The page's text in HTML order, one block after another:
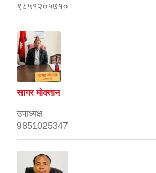
९८५१२०५७१०
सागर माेक्तान
उपाध्यक्ष
9851025347